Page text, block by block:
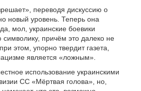
переводя дискуссию о
новый уровень. Теперь она
мол, украинские боевики
символику, причём это далеко не
этом, упорно твердит газета,
является «ложным».
использование украинскими
СС «Мёртвая голова», но,